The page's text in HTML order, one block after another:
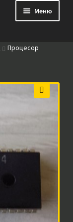
Меню
Процесор